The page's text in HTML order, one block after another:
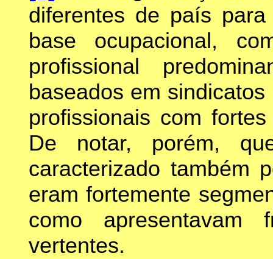
diferentes de país
base ocupacional,
profissional
baseados em
profissionais com
De notar, porém,
caracterizado também
eram fortemente
como apresentavam
vertentes.